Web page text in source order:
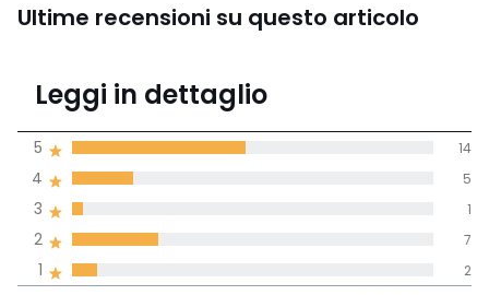
Ultime recensioni su questo articolo
3,8
di media tenendo
conto di tutti i
5 3,8
Leggi in dettaglio
1 2
2 7
3 1
4 5
5 14